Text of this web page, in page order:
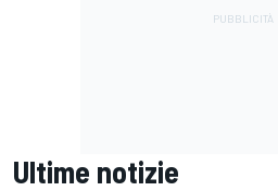
Ultime notizie